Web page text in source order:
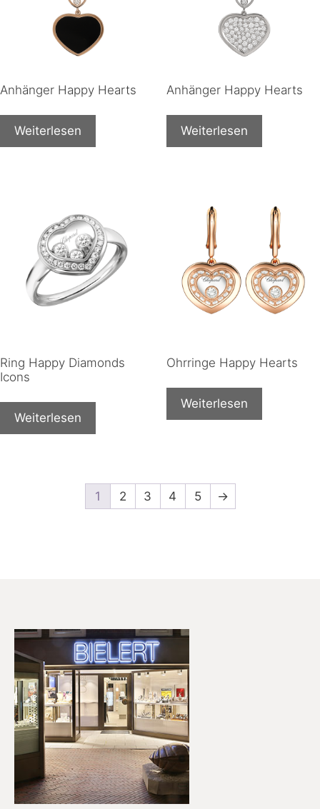
Anhänger Happy Hearts
Weiterlesen
Anhänger Happy Hearts
Weiterlesen
Ring Happy Diamonds
Icons
Weiterlesen
Ohrringe Happy Hearts
Weiterlesen
1 2 3 4 5 →